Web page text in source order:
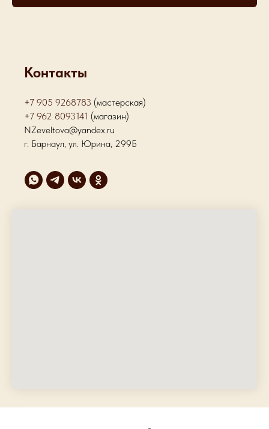
Контакты
+7 905 9268783 (мастерская)
+7 962 8093141 (магазин)
NZeveltova@yandex.ru
г. Барнаул, ул. Юрина, 299Б